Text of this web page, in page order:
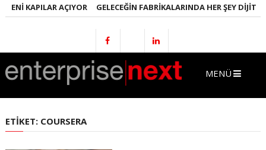
KAPILAR AÇIYOR GELECEĞIN FABRIKALARINDA HER ŞEY DIJITAL
MENÜ
ETIKET: COURSERA